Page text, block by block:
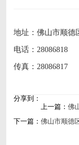
地址：佛山市顺德
电话：28086818
传真：28086817
分享到：
上一篇： 佛
下一篇： 佛山市顺德